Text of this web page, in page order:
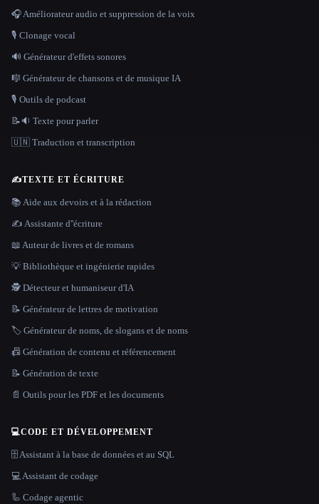
🎧 Améliorateur audio et suppression de la voix
🎙️ Clonage vocal
🔊 Générateur d'effets sonores
🎼 Générateur de chansons et de musique IA
🎙️ Outils de podcast
📝🔉 Texte pour parler
🇺🇳 Traduction et transcription
✍️TEXTE ET ÉCRITURE
📚 Aide aux devoirs et à la rédaction
✍️ Assistante d''écriture
📖 Auteur de livres et de romans
💡 Bibliothèque et ingénierie rapides
🕵️ Détecteur et humaniseur d'IA
📝 Générateur de lettres de motivation
🏷️ Générateur de noms, de slogans et de noms
📠 Génération de contenu et référencement
📝 Génération de texte
📄 Outils pour les PDF et les documents
💻CODE ET DÉVELOPPEMENT
🗄️ Assistant à la base de données et au SQL
💻 Assistant de codage
🦾 Codage agentic